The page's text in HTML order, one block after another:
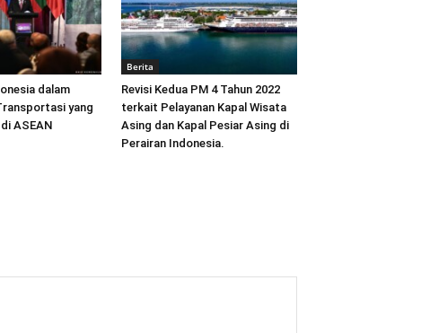
dalam
yang
ASEAN
Berita
Revisi Kedua PM 4 Tahun 2022
terkait Pelayanan Kapal Wisata
Asing dan Kapal Pesiar Asing di
Perairan Indonesia.